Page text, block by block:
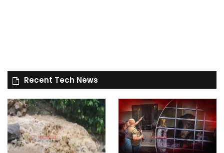
Recent Tech News